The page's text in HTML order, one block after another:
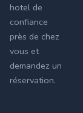
hotel de
confiance
près de chez
vous et
demandez un
réservation.